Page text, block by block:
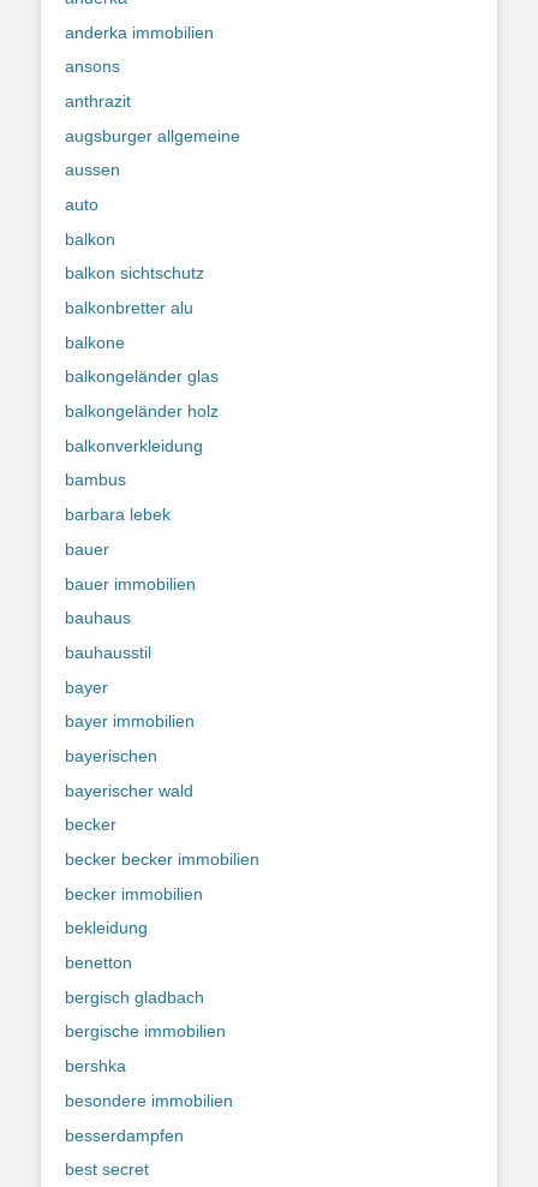
anderka immobilien
ansons
anthrazit
augsburger allgemeine
aussen
auto
balkon
balkon sichtschutz
balkonbretter alu
balkone
balkongeländer glas
balkongeländer holz
balkonverkleidung
bambus
barbara lebek
bauer
bauer immobilien
bauhaus
bauhausstil
bayer
bayer immobilien
bayerischen
bayerischer wald
becker
becker becker immobilien
becker immobilien
bekleidung
benetton
bergisch gladbach
bergische immobilien
bershka
besondere immobilien
besserdampfen
best secret